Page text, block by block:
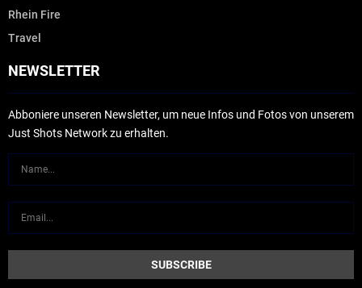
Rhein Fire
Travel
NEWSLETTER
Abboniere unseren Newsletter, um neue Infos und Fotos von unserem
Just Shots Network zu erhalten.